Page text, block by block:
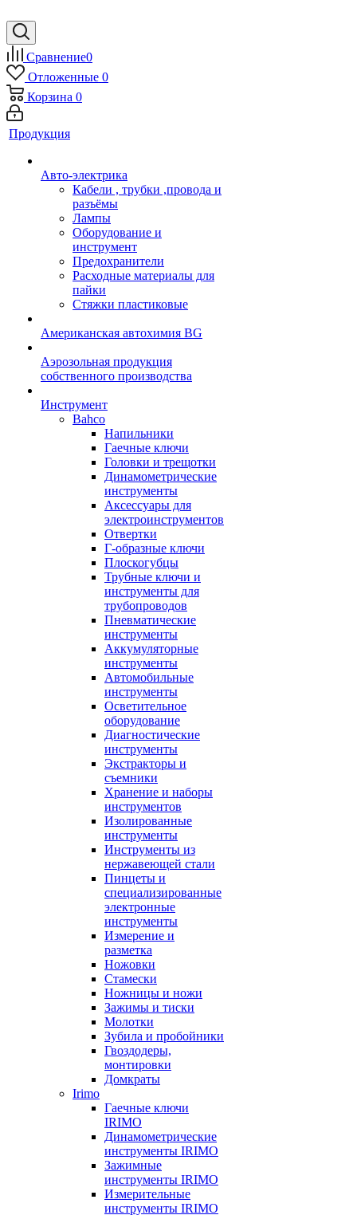
Сравнение0
Отложенные 0
Корзина 0
Продукция
Авто-электрика
Кабели , трубки ,провода и
разъёмы
Лампы
Оборудование и
инструмент
Предохранители
Расходные материалы для
пайки
Стяжки пластиковые
Американская автохимия BG
Аэрозольная продукция
собственного производства
Инструмент
Bahco
Напильники
Гаечные ключи
Головки и трещотки
Динамометрические
инструменты
Аксессуары для
электроинструментов
Отвертки
Г-образные ключи
Плоскогубцы
Трубные ключи и
инструменты для
трубопроводов
Пневматические
инструменты
Аккумуляторные
инструменты
Автомобильные
инструменты
Осветительное
оборудование
Диагностические
инструменты
Экстракторы и
съемники
Хранение и наборы
инструментов
Изолированные
инструменты
Инструменты из
нержавеющей стали
Пинцеты и
специализированные
электронные
инструменты
Измерение и
разметка
Ножовки
Стамески
Ножницы и ножи
Зажимы и тиски
Молотки
Зубила и пробойники
Гвоздодеры,
монтировки
Домкраты
Irimo
Гаечные ключи
IRIMO
Динамометрические
инструменты IRIMO
Зажимные
инструменты IRIMO
Измерительные
инструменты IRIMO